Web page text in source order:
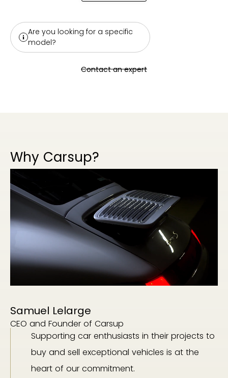
Are you looking for a specific
model?
Contact an expert
Why Carsup?
Samuel Lelarge
CEO and Founder of Carsup
Supporting car enthusiasts in their projects to
buy and sell exceptional vehicles is at the
heart of our commitment.